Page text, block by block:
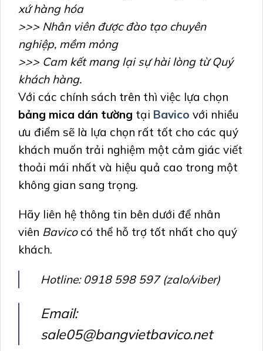
xứ hàng hóa
>>> Nhân viên được đào tạo chuyên
nghiệp, mềm mỏng
>>> Cam kết mang lại sự hài lòng từ Quý
khách hàng.
Với các chính sách trên thì việc lựa chọn
bảng mica dán tường tại Bavico với nhiều
ưu điểm sẽ là lựa chọn rất tốt cho các quý
khách muốn trải nghiệm một cảm giác viết
thoải mái nhất và hiệu quả cao trong một
không gian sang trọng.
Hãy liên hệ thông tin bên dưới để nhân
viên Bavicocó thể hỗ trợ tốt nhất cho quý
khách.
Hotline: 0918 598 597 (zalo/viber)
Email:
sale05@bangvietbavico.net